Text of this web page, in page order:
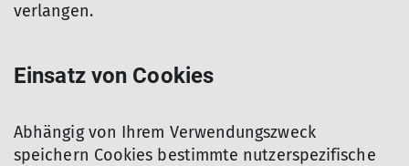
verlangen.
Einsatz von Cookies
Abhängig von Ihrem Verwendungszweck
speichern Cookies bestimmte nutzerspezifische